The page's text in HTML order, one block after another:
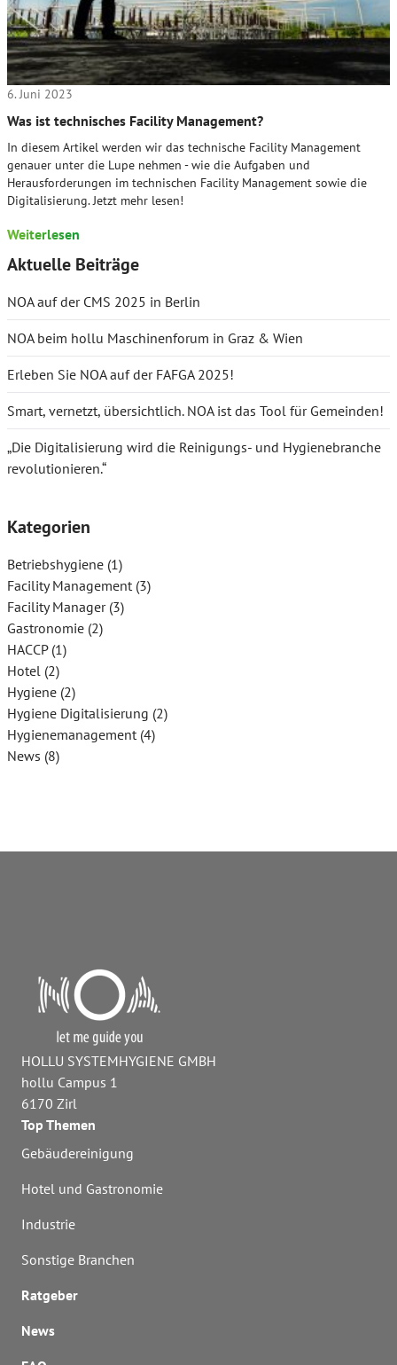
6. Juni 2023
Was ist technisches Facility Management?
In diesem Artikel werden wir das technische Facility Management
genauer unter die Lupe nehmen - wie die Aufgaben und
Herausforderungen im technischen Facility Management sowie die
Digitalisierung. Jetzt mehr lesen!
Weiterlesen
Aktuelle Beiträge
NOA auf der CMS 2025 in Berlin
NOA beim hollu Maschinenforum in Graz & Wien
Erleben Sie NOA auf der FAFGA 2025!
Smart, vernetzt, übersichtlich. NOA ist das Tool für Gemeinden!
„Die Digitalisierung wird die Reinigungs- und Hygienebranche
revolutionieren.“
Kategorien
Betriebshygiene (1)
Facility Management(3)
Facility Manager(3)
Gastronomie (2)
HACCP(1)
Hotel (2)
Hygiene (2)
Hygiene Digitalisierung (2)
Hygienemanagement(4)
News (8)
HOLLU SYSTEMHYGIENE GMBH
hollu Campus 1
6170 Zirl
Top Themen
Gebäudereinigung
Hotel und Gastronomie
Industrie
Sonstige Branchen
Ratgeber
News